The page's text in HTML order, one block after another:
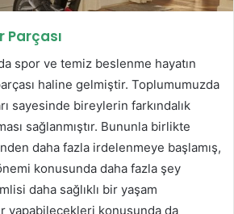
Parçası
spor ve temiz beslenme hayatın
haline gelmiştir. Toplumumuzda
sayesinde bireylerin farkındalık
sağlanmıştır. Bununla birlikte
daha fazla irdelenmeye başlamış,
konusunda daha fazla şey
daha sağlıklı bir yaşam
yapabilecekleri konusunda da